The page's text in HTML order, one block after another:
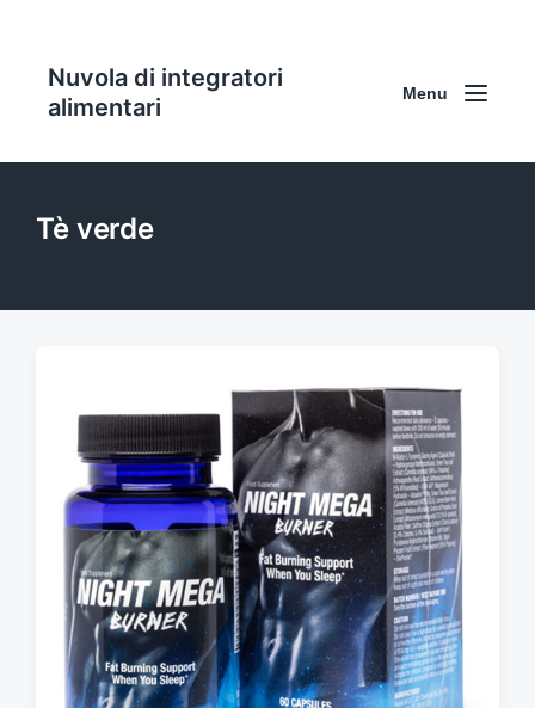
Nuvola di integratori
alimentari
Menu
Tè verde